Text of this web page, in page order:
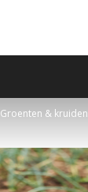
Groenten & kruiden